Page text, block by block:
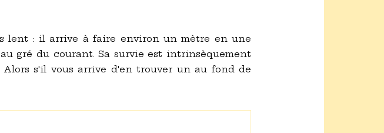
lent : il arrive à faire environ un mètre en une
gré du courant. Sa survie est intrinsèquement
s'il vous arrive d'en trouver un au fond de